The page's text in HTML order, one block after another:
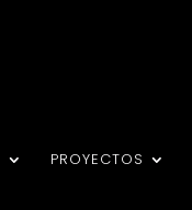
PROYECTOS